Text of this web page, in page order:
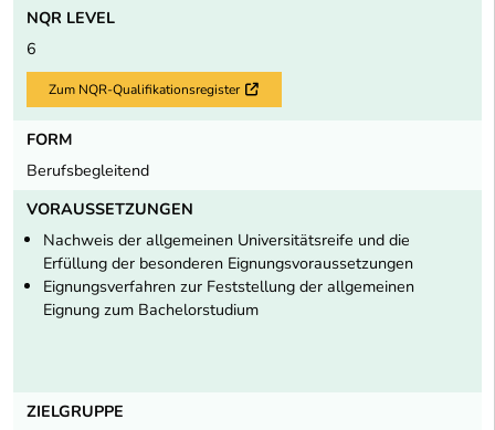
NQR LEVEL
6
Zum NQR-Qualifikationsregister Externer Link
FORM
Berufsbegleitend
VORAUSSETZUNGEN
Nachweis der allgemeinen Universitätsreife und die
Erfüllung der besonderen Eignungsvoraussetzungen
Eignungsverfahren zur Feststellung der allgemeinen
Eignung zum Bachelorstudium
ZIELGRUPPE